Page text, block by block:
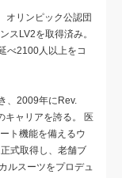
オリンピック公認団
スLV2を取得済み。
べ2100人以上をコ
、2009年にRev.
キャリアを誇る。 医
ト機能を備えるウ
式取得し、老舗ブ
ルスーツをプロデュ